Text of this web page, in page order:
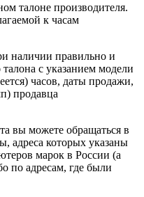
талоне производителя.
к часам
наличии правильно и
с указанием модели
часов, даты продажи,
продавца
вы можете обращаться в
адреса которых указаны
марок в России (а
по адресам, где были